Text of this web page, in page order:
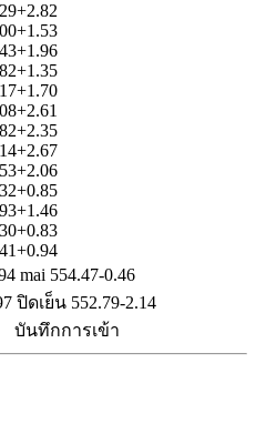
mai 554.47-0.46
ปิดเย็น 552.79-2.14
บันทึกการเข้า